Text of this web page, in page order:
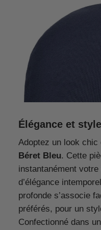
Élégance et
Adoptez un look
Béret Bleu. Cette
instantanément
d’élégance
profonde s’associe
préférés, pour un
Confectionné dans